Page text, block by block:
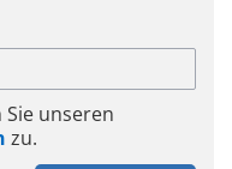
unseren
zu.